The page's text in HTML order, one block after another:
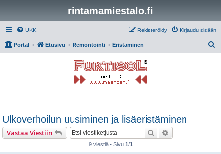
rintamamiestalo.fi
UKK Kirjaudu sisään
Rekisteröidy
Portal Etusivu Remontointi Eristäminen
Ulkoverhoilun uusiminen ja lisäeristäminen
Vastaa Viestiin Etsi
9 viestiä • Sivu 1/1